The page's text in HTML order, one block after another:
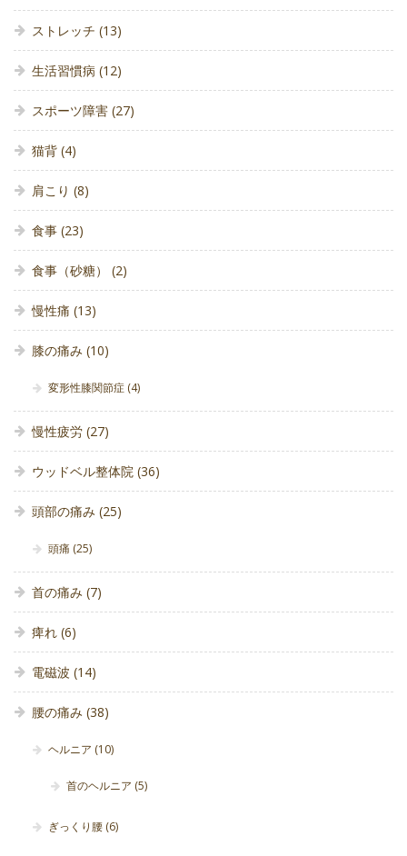
ストレッチ (13)
生活習慣病 (12)
スポーツ障害 (27)
猫背 (4)
肩こり (8)
食事 (23)
食事（砂糖） (2)
慢性痛 (13)
膝の痛み (10)
変形性膝関節症 (4)
慢性疲労 (27)
ウッドベル整体院 (36)
頭部の痛み (25)
頭痛 (25)
首の痛み (7)
痺れ (6)
電磁波 (14)
腰の痛み (38)
ヘルニア (10)
首のヘルニア (5)
ぎっくり腰 (6)